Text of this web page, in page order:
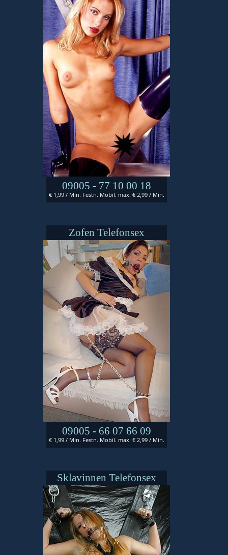
09005 - 77 10 00 18
€ 1,99 / Min. Festn. Mobil. max. € 2,99 / Min.
Zofen Telefonsex
09005 - 66 07 66 09
€ 1,99 / Min. Festn. Mobil. max. € 2,99 / Min.
Sklavinnen Telefonsex